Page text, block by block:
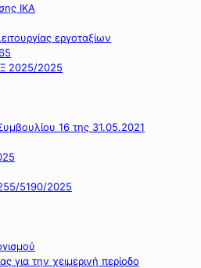
ΙΚΑ
εργοταξίων
2025/2025
16 της 31.05.2021
5190/2025
για την χειμερινή περίοδο